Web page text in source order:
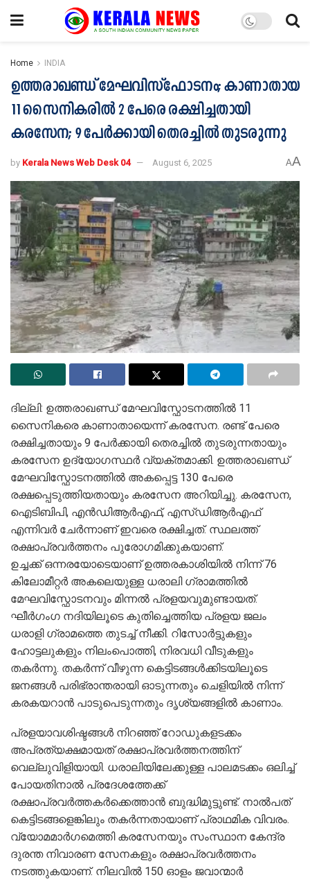
Home INDIA
ഉത്തരാഖണ്ഡ് മേഘവിസ്ഫോടനം; കാണാതായ
11 സൈനികരിൽ 2 പേരെ രക്ഷിച്ചതായി
കരസേന; 9 പേർക്കായി തെരച്ചിൽ തുടരുന്നു
by Kerala News Web Desk 04 August 6, 2025 AA
ദില്ലി: ഉത്തരാഖണ്ഡ് മേഘവിസ്ഫോടനത്തിൽ 11
സൈനികരെ കാണാതായെന്ന് കരസേന. രണ്ട് പേരെ
രക്ഷിച്ചതായും 9 പേർക്കായി തെരച്ചിൽ തുടരുന്നതായും
കരസേന ഉദ്യോ​ഗസ്ഥർ വ്യക്തമാക്കി. ഉത്തരാഖണ്ഡ്
മേഘവിസ്ഫോടനത്തിൽ അകപ്പെട്ട 130 പേരെ
രക്ഷപ്പെടുത്തിയതായും കരസേന അറിയിച്ചു. കരസേന,
ഐടിബിപി, എൻഡിആർഎഫ്, എസ്ഡിആർഎഫ്
എന്നിവർ ചേർന്നാണ് ഇവരെ രക്ഷിച്ചത്. സ്ഥലത്ത്
രക്ഷാപ്രവർത്തനം പുരോ​ഗമിക്കുകയാണ്.
ഉച്ചക്ക് ഒന്നരയോടെയാണ് ഉത്തരകാശിയില്‍ നിന്ന് 76
കിലോമീറ്റര്‍ അകലെയുള്ള ധരാലി ഗ്രാമത്തില്‍
മേഘവിസ്ഫോടനവും മിന്നല്‍ പ്രളയവുമുണ്ടായത്.
ഘീര്‍ഗംഗ നദിയിലൂടെ കുതിച്ചെത്തിയ പ്രളയ ജലം
ധരാളി ഗ്രാമത്തെ തുടച്ച് നീക്കി. റിസോര്‍ട്ടുകളും
ഹോട്ടലുകളും നിലംപൊത്തി, നിരവധി വീടുകളും
തകര്‍ന്നു. തകര്‍ന്ന് വീഴുന്ന കെട്ടിടങ്ങള്‍ക്കിടയിലൂടെ
ജനങ്ങള്‍ പരിഭ്രാന്തരായി ഓടുന്നതും ചെളിയിൽ നിന്ന്
കരകയറാൻ പാടുപെടുന്നതും ദൃശ്യങ്ങളില്‍ കാണാം.
പ്രളയാവശിഷ്ടങ്ങള്‍ നിറഞ്ഞ് റോഡുകളടക്കം
അപ്രത്യക്ഷമായത് രക്ഷാപ്രവർത്തനത്തിന്
വെല്ലുവിളിയായി. ധരാലിയിലേക്കുള്ള പാലമടക്കം ഒലിച്ച്
പോയതിനാല്‍ പ്രദേശത്തേക്ക്
രക്ഷാപ്രവർത്തകർക്കെത്താൻ ബുദ്ധിമുട്ടുണ്ട്. നാല്‍പത്
കെട്ടിടങ്ങളെങ്കിലും തകര്‍ന്നതായാണ് പ്രാഥമിക വിവരം.
വ്യോമമാര്‍ഗമെത്തി കരസേനയും സംസ്ഥാന കേന്ദ്ര
ദുരന്ത നിവാരണ സേനകളും രക്ഷാപ്രവര്‍ത്തനം
നടത്തുകയാണ്. നിലവിൽ 150 ഓളം ജവാന്മാർ